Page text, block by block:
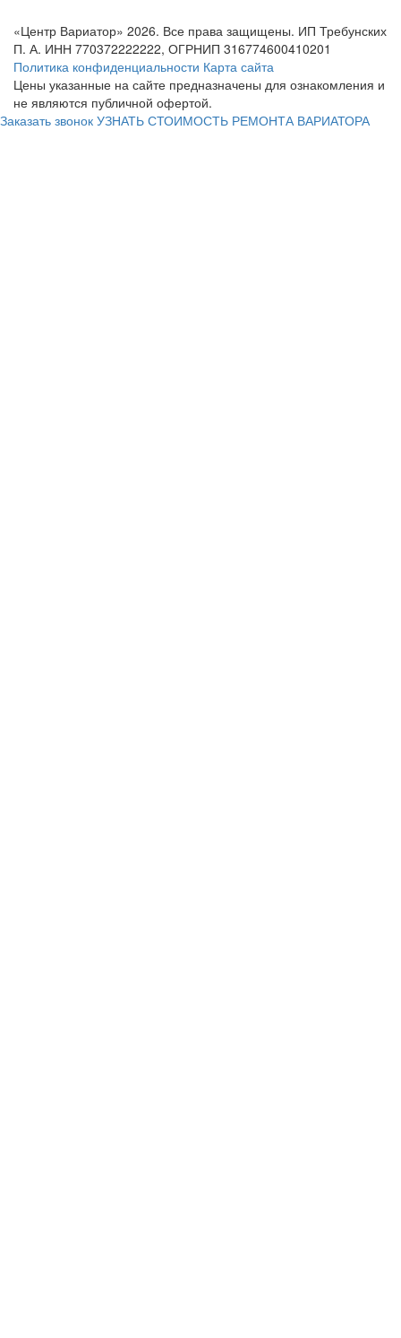
«Центр Вариатор» 2026. Все права защищены. ИП Требунских
П. А. ИНН 770372222222, ОГРНИП 316774600410201
Политика конфиденциальности Карта сайта
Цены указанные на сайте предназначены для ознакомления и
не являются публичной офертой.
Заказать звонок УЗНАТЬ СТОИМОСТЬ РЕМОНТА ВАРИАТОРА